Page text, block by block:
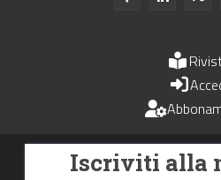
Uomini e Trasporti è un periodico
Periodica
Iscriviti alla